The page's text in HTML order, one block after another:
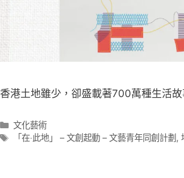
香港土地雖少，卻盛載著700萬種生活
文化藝術
「在‧此地」 – 文創起動 – 文藝青年同創計劃​ ,